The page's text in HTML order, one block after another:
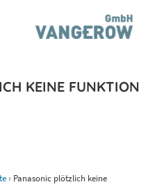
KEINE FUNKTION
› Panasonic plötzlich keine